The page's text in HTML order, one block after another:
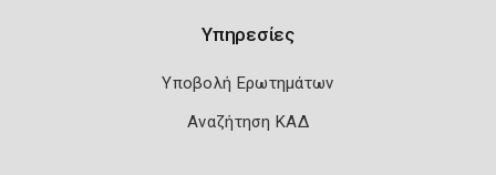
Υπηρεσίες
Υποβολή Ερωτημάτων
Αναζήτηση ΚΑΔ